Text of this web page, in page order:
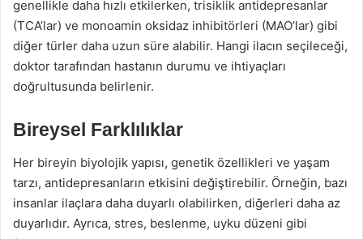
genellikle daha hızlı etkilerken, trisiklik antidepresanlar
(TCA’lar) ve monoamin oksidaz inhibitörleri (MAO’lar) gibi
diğer türler daha uzun süre alabilir. Hangi ilacın seçileceği,
doktor tarafından hastanın durumu ve ihtiyaçları
doğrultusunda belirlenir.
Bireysel Farklılıklar
Her bireyin biyolojik yapısı, genetik özellikleri ve yaşam
tarzı, antidepresanların etkisini değiştirebilir. Örneğin, bazı
insanlar ilaçlara daha duyarlı olabilirken, diğerleri daha az
duyarlıdır. Ayrıca, stres, beslenme, uyku düzeni gibi